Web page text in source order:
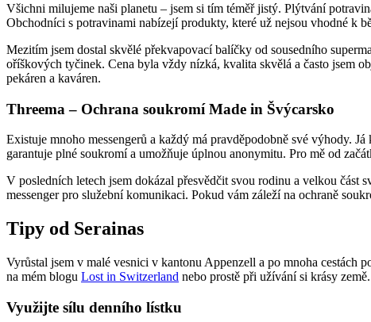
Všichni milujeme naši planetu – jsem si tím téměř jistý. Plýtvání
Obchodníci s potravinami nabízejí produkty, které už nejsou vhodné k
Mezitím jsem dostal skvělé překvapovací balíčky od sousedního
oříškových tyčinek. Cena byla vždy nízká, kvalita skvělá a často jsem
pekáren a kaváren.
Threema – Ochrana soukromí Made in Švýcarsko
Existuje mnoho messengerů a každý má pravděpodobně své výhody.
garantuje plné soukromí a umožňuje úplnou anonymitu. Pro mě od
V posledních letech jsem dokázal přesvědčit svou rodinu a velkou část
messenger pro služební komunikaci. Pokud vám záleží na ochraně
Tipy od Serainas
Vyrůstal jsem v malé vesnici v kantonu Appenzell a po mnoha
na mém blogu Lost in Switzerland nebo prostě při užívání si krásy
Využijte sílu denního lístku